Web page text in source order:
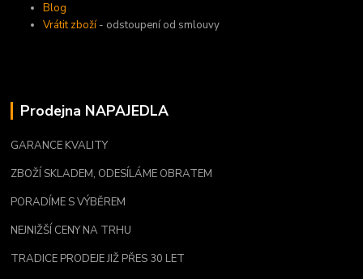
Blog
Vrátit zboží- odstoupení od smlouvy
Prodejna NAPAJEDLA
GARANCE KVALITY
ZBOŽÍ SKLADEM, ODESÍLÁME OBRATEM
PORADÍME S VÝBĚREM
NEJNIŽŠÍ CENY NA TRHU
TRADICE PRODEJE JIŽ PŘES 30 LET